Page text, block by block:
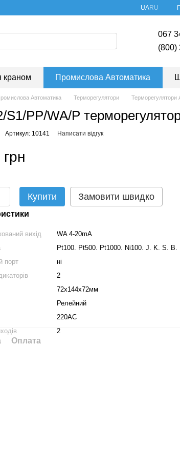
UARU
067
(800)
краном Промислова Автоматика
Автоматика Терморегулятори Терморегулятори
S1/PP/WA/P
Артикул: 10141 Написати відгук
Купити Замовити швидко
вихід
WA 4-20mA
Pt100. Pt500. Pt1000. Ni100. J. K. S. B.
порт
ні
2
72х144х72мм
Релейний
220АС
2
Оплата